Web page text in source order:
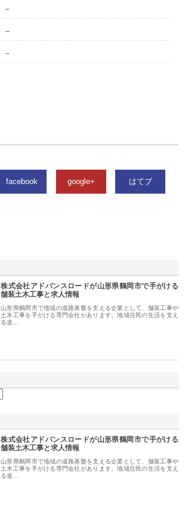
－
－
－
facebook google+ はてブ
株式会社アドバンスロードが山形県鶴岡市で手がける
舗装土木工事と求人情報
山形県鶴岡市で地域の道路基盤を支える企業として、舗装工事や
土木工事を手がける専門会社があります。地域住民の生活を支え
る道…
株式会社アドバンスロードが山形県鶴岡市で手がける
舗装土木工事と求人情報
山形県鶴岡市で地域の道路基盤を支える企業として、舗装工事や
土木工事を手がける専門会社があります。地域住民の生活を支え
る道…